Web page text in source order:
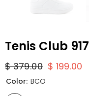
Tenis Club 917
$ 379.00 $ 199.00
Color: BCO